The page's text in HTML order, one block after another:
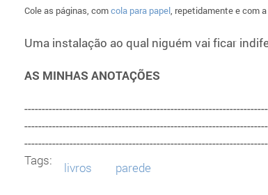
Cole as páginas, comcola para papel, repetidamente e com
Uma instalação ao qual niguém vai ficar
AS MINHAS ANOTAÇÕES
Tags:
livros parede